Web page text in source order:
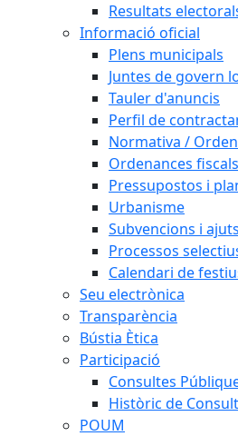
Resultats
Informació oficial
Plens municipals
Juntes de govern
Tauler d'anuncis
Perfil de
Normativa /
Ordenances fiscals
Pressupostos i
Urbanisme
Subvencions i ajuts
Processos
Calendari de
Seu electrònica
Transparència
Bústia Ètica
Participació
Consultes
Històric de
POUM